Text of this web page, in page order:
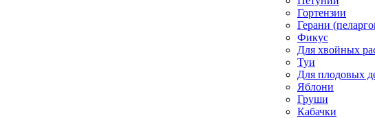
Гортензии
Герани
Фикус
Для хвойных
Туи
Для плодовых
Яблони
Груши
Кабачки